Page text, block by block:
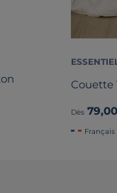
Couette
Dès
Français